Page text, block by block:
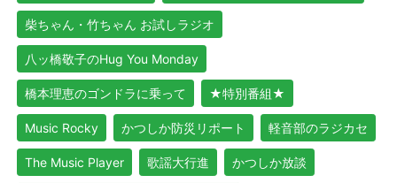
柴ちゃん・竹ちゃん お試しラジオ
八ッ橋敬子のHug You Monday
橋本理恵のゴンドラに乗って ★特別番組★
Music Rocky かつしか防災リポート 軽音部のラジカセ
The Music Player 歌謡大行進 かつしか放談